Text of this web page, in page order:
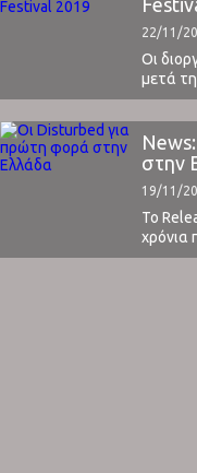
22/11/
Οι
μετά
το
στην
19/11/
Το
χρόνια
καλές